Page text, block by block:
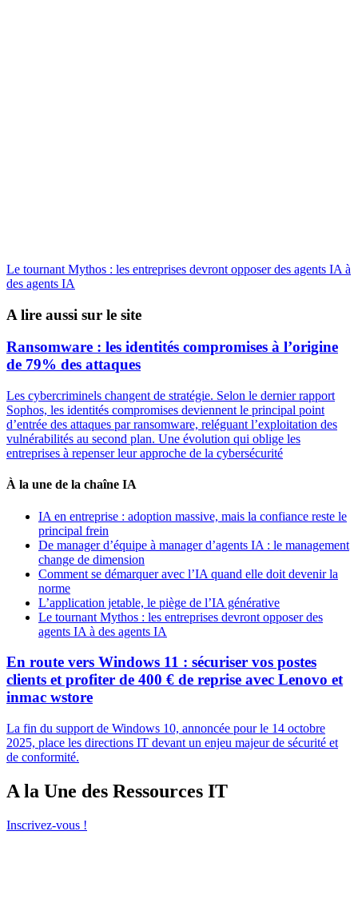
Le tournant Mythos : les entreprises devront opposer des agents IA à
des agents IA
A lire aussi sur le site
Ransomware : les identités compromises à l’origine
de 79% des attaques
Les cybercriminels changent de stratégie. Selon le dernier rapport
Sophos, les identités compromises deviennent le principal point
d’entrée des attaques par ransomware, reléguant l’exploitation des
vulnérabilités au second plan. Une évolution qui oblige les
entreprises à repenser leur approche de la cybersécurité
À la une de la chaîne IA
IA en entreprise : adoption massive, mais la confiance reste le
principal frein
De manager d’équipe à manager d’agents IA : le management
change de dimension
Comment se démarquer avec l’IA quand elle doit devenir la
norme
L’application jetable, le piège de l’IA générative
Le tournant Mythos : les entreprises devront opposer des
agents IA à des agents IA
En route vers Windows 11 : sécuriser vos postes
clients et profiter de 400 € de reprise avec Lenovo et
inmac wstore
La fin du support de Windows 10, annoncée pour le 14 octobre
2025, place les directions IT devant un enjeu majeur de sécurité et
de conformité.
A la Une des Ressources IT
Inscrivez-vous !